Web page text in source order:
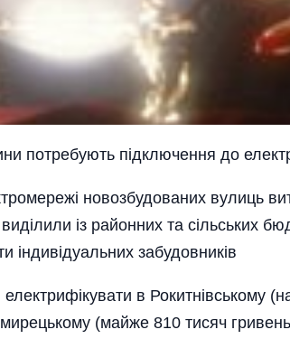
потребують підключення до
новозбудованих вулиць
із районних та сільських
індивідуальних забудовників
в Рокитнівському
(майже 810 тисяч